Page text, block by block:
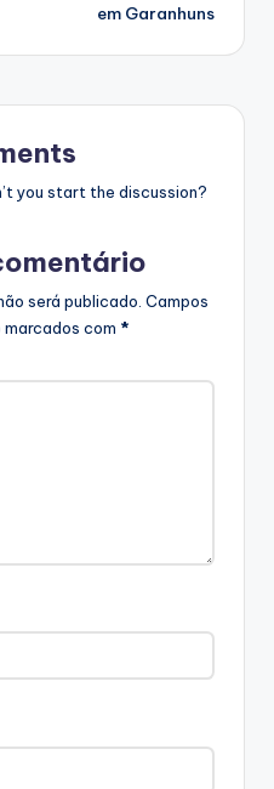
em Garanhuns
you start the discussion?
será publicado. Campos
com *